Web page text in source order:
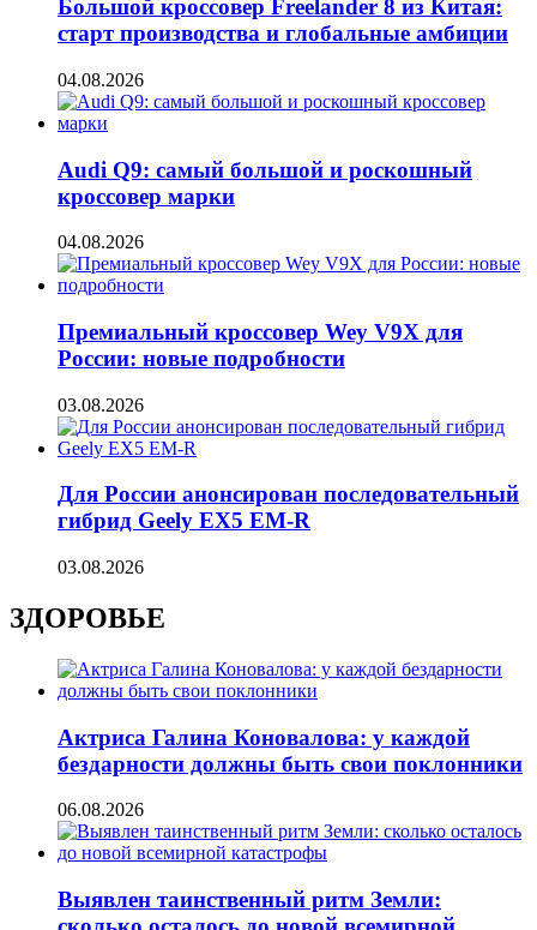
Большой кроссовер Freelander 8 из Китая:
старт производства и глобальные амбиции
04.08.2026
Audi Q9: самый большой и роскошный
кроссовер марки
04.08.2026
Премиальный кроссовер Wey V9X для
России: новые подробности
03.08.2026
Для России анонсирован последовательный
гибрид Geely EX5 EM-R
03.08.2026
ЗДОРОВЬЕ
Актриса Галина Коновалова: у каждой
бездарности должны быть свои поклонники
06.08.2026
Выявлен таинственный ритм Земли: